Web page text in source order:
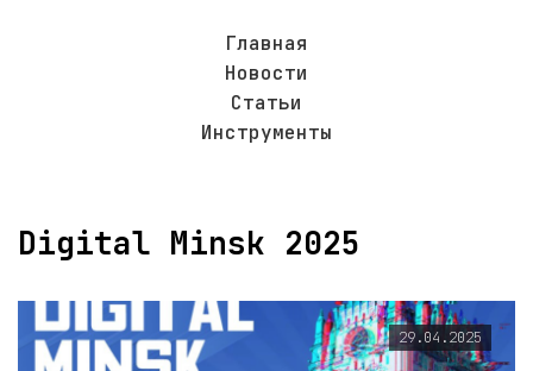
Главная
Новости
Статьи
Инструменты
Digital Minsk 2025
29.04.2025